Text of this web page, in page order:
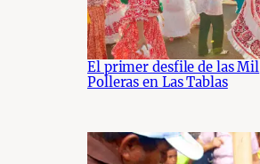
El primer desfile de las Mil
Polleras en Las Tablas